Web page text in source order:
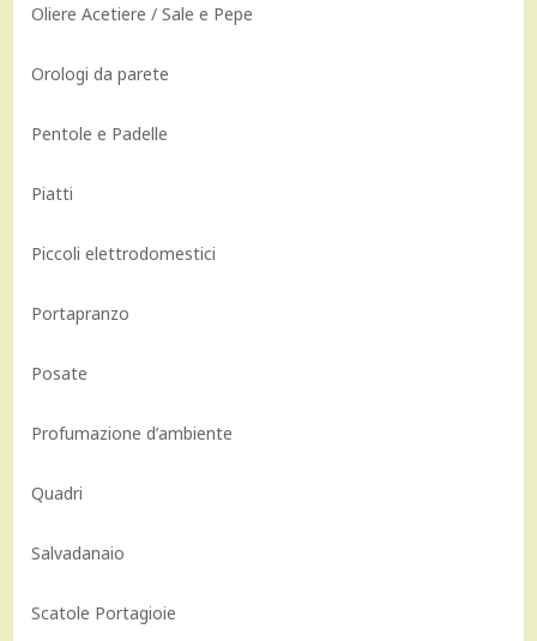
Oliere Acetiere / Sale e Pepe
Orologi da parete
Pentole e Padelle
Piatti
Piccoli elettrodomestici
Portapranzo
Posate
Profumazione d’ambiente
Quadri
Salvadanaio
Scatole Portagioie